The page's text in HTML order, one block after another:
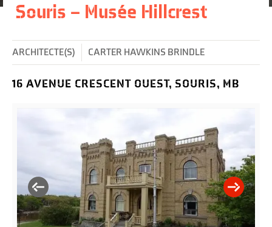
Souris – Musée Hillcrest
ARCHITECTE(S) CARTER HAWKINS BRINDLE
16 AVENUE CRESCENT OUEST, SOURIS, MB